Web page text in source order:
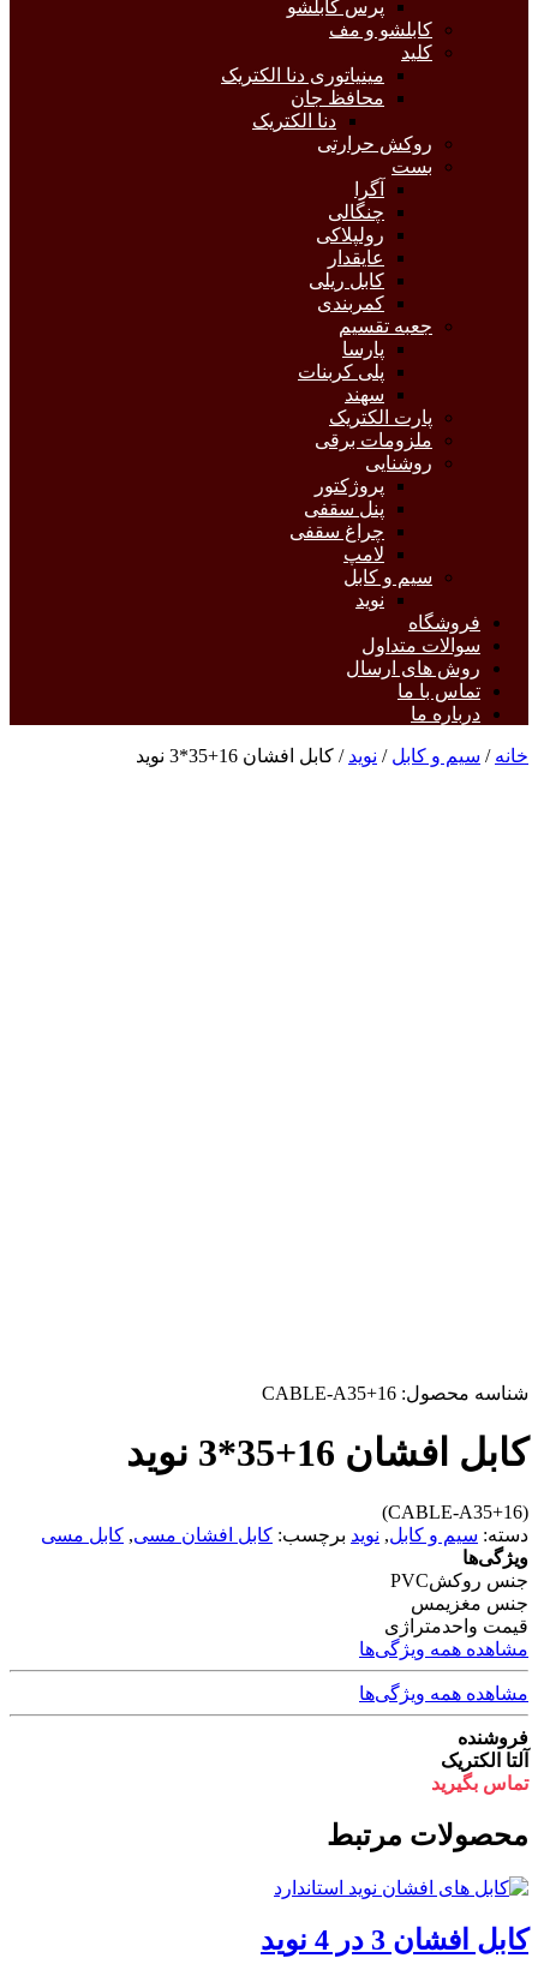
پرس کابلشو
کابلشو و مف
کلید
مینیاتوری دنا الکتریک
محافظ جان
دنا الکتریک
روکش حرارتی
بست
آگرا
چنگالی
رولپلاکی
عایقدار
کابل ریلی
کمربندی
جعبه تقسیم
پارسا
پلی کربنات
سهند
پارت الکتریک
ملزومات برقی
روشنایی
پروژکتور
پنل سقفی
چراغ سقفی
لامپ
سیم و کابل
نوید
فروشگاه
سوالات متداول
روش های ارسال
تماس با ما
درباره ما
خانه / سیم و کابل / نوید / کابل افشان 16+35*3 نوید
شناسه محصول: CABLE-A35+16
کابل افشان 16+35*3 نوید
(CABLE-A35+16)
دسته: سیم و کابل, نوید برچسب: کابل افشان مسی, کابل مسی
ویژگی‌ها
جنس روکشPVC
جنس مغزیمس
قیمت واحدمتراژی
مشاهده همه ویژگی‌ها
مشاهده همه ویژگی‌ها
فروشنده
آلتا الکتریک
تماس بگیرید
محصولات مرتبط
کابل افشان 3 در 4 نوید